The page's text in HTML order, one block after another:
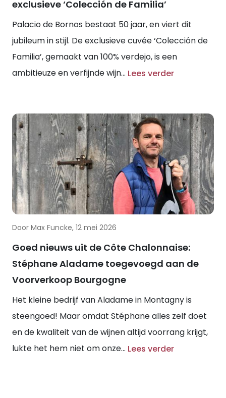
exclusieve ‘Colección de Familia’
Palacio de Bornos bestaat 50 jaar, en viert dit
jubileum in stijl. De exclusieve cuvée ‘Colección de
Familia’, gemaakt van 100% verdejo, is een
ambitieuze en verfijnde wijn... Lees verder
Door Max Funcke, 12 mei 2026
Goed nieuws uit de Côte Chalonnaise:
Stéphane Aladame toegevoegd aan de
Voorverkoop Bourgogne
Het kleine bedrijf van Aladame in Montagny is
steengoed! Maar omdat Stéphane alles zelf doet
en de kwaliteit van de wijnen altijd voorrang krijgt,
lukte het hem niet om onze... Lees verder